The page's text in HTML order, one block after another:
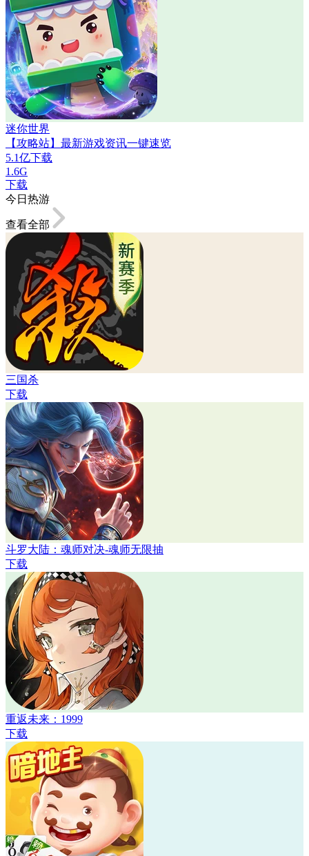
迷你世界
【攻略站】最新游戏资讯一键速览
5.1亿下载
1.6G
下载
今日热游
查看全部
三国杀
下载
斗罗大陆：魂师对决-魂师无限抽
下载
重返未来：1999
下载